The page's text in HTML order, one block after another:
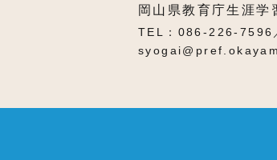
岡山県教育庁生涯学
TEL：086-226-7596